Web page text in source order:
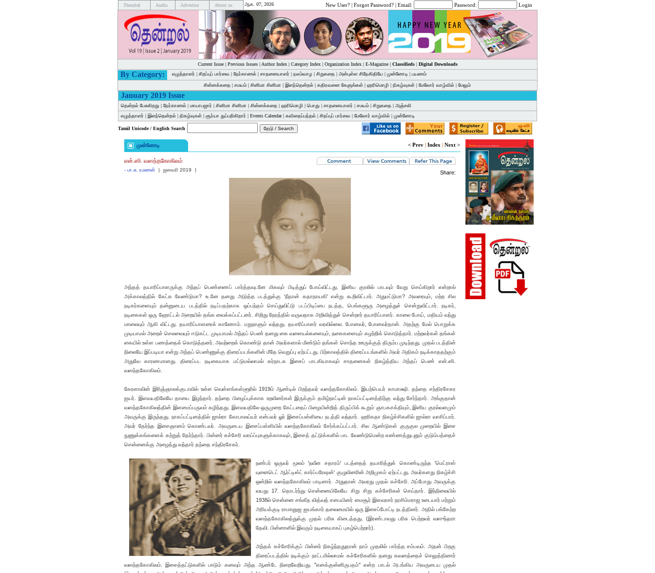
Thendral Audio Advertise About us ஆக. 07, 2026 New User? | Forgot Password? | Email: Password: Login
Current Issue| Previous Issues| Author Index| Category Index| Organization Index| E-Magazine| Classifieds| Digital Downloads
By Category: எழுத்தாளர் | சிறப்புப் பார்வை | நேர்காணல் | சாதனையாளர் | நலம்வாழ | சிறுகதை | அன்புள்ள சிநேகிதியே | முன்னோடி | பயணம்
சின்னக்கதை | சமயம் | சினிமா சினிமா | இளந்தென்றல் | கதிரவனை கேளுங்கள் | ஹரிமொழி | நிகழ்வுகள் | மேலோர் வாழ்வில் | மேலும்
January 2019 Issue
தென்றல் பேசுகிறது | நேர்காணல் | மாயாபஜார் | சினிமா சினிமா | சின்னக்கதை | ஹரிமொழி | பொது | சாதனையாளர் | சமயம் | சிறுகதை | அஞ்சலி
எழுத்தாளர் | இளந்தென்றல் | நிகழ்வுகள் | சூர்யா துப்பறிகிறார் | Events Calendar| கவிதைப்பந்தல் | சிறப்புப் பார்வை | மேலோர் வாழ்வில் | முன்னோடி
Tamil Unicode / English Search
முன்னோடி < Prev | Index | Next >
என்.ஸி. வஸந்தகோகிலம்
- பா.சு. ரமணன் | ஜனவரி 2019 | Share:
அந்தத் தயாரிப்பாளருக்கு அந்தப் பெண்ணைப் பார்த்தவுடனே மிகவும் பிடித்துப் போய்விட்டது. இனிய குரலில் பாடவும் வேறு செய்கிறார் என்றால்
அக்காலத்தில் கேட்க வேண்டுமா? உடனே தனது அடுத்த படத்துக்கு 'நீதான் கதாநாயகி' என்று கூறிவிட்டார். அதுமட்டுமா? அவரையும், மற்ற சில
நடிகர்களையும் தன்னுடைய படத்தில் நடிப்பதற்காக ஒப்பந்தம் செய்துவிட்டு படப்பிடிப்பை நடத்த, பெங்களூரு அழைத்துச் சென்றுவிட்டார். நடிகர்,
நடிகைகள் ஒரு ஹோட்டல் அறையில் தங்க வைக்கப்பட்டனர். சிறிது நேரத்தில் வருவதாக அறிவித்துச் சென்றார் தயாரிப்பாளர். காலை போய், மதியம் வந்து
மாலையும் ஆகி விட்டது. தயாரிப்பாளரைக் காணோம். மறுநாளும் வந்தது. தயாரிப்பாளர் வரவில்லை. போனவர், போனவர்தான். அதற்கு மேல் பொறுக்க
முடியாமல் அறைச் செலவையும் ஈடுகட்ட முடியாமல் அந்தப் பெண் தனது கை வளையல்களையும், நகைகளையும் கழற்றிக் கொடுத்தார். மற்றவர்கள் தங்கள்
கையில் உள்ள பணத்தைக் கொடுத்தனர். அவற்றைக் கொண்டு தான் அவர்களால் மீண்டும் தங்கள் சொந்த ஊருக்குத் திரும்ப முடிந்தது. முதல் படத்தின்
நிலையே இப்படியா என்று அந்தப் பெண்ணுக்கு திரைப்படங்களின் மீதே வெறுப்பு ஏற்பட்டது. பிற்காலத்தில் திரைப்படங்களில் அவர் அதிகம் நடிக்காததற்கும்
அதுவே காரணமானது. திரைப்பட நடிகையாக மட்டுமல்லாமல் கர்நாடக இசைப் பாடகியாகவும் சாதனைகள் நிகழ்த்திய அந்தப் பெண் என்.ஸி.
வஸந்தகோகிலம்.
கேரளாவின் இரிஞ்ஞாலக்குடாவில் உள்ள வெள்ளங்கள்ளூரில் 1919ம் ஆண்டில் பிறந்தவர் வஸந்தகோகிலம். இயற்பெயர் காமாக்ஷி. தந்தை சந்திரசேகர
ஐயர். இளவயதிலேயே தாயை இழந்தார். தந்தை பிழைப்புக்காக உறவினர்கள் இருக்கும் தமிழ்நாட்டின் நாகப்பட்டினத்திற்கு வந்து சேர்ந்தார். அங்குதான்
வஸந்தகோகிலத்தின் இளமைப்பருவம் கழிந்தது. இளவயதிலே ஒருமுறை கேட்டதைப் பிழையின்றித் திருப்பிக் கூறும் ஞாபகசக்தியும், இனிய குரல்வளமும்
அவருக்கு இருந்தது. நாகப்பட்டினத்தில் ஜால்ரா கோபாலய்யர் என்பவர் ஓர் இசைப்பள்ளியை நடத்தி வந்தார். ஹரிகதா நிகழ்ச்சிகளில் ஜால்ரா வாசிப்பார்.
அவர் தேர்ந்த இசைஞானம் கொண்டவர். அவருடைய இசைப்பள்ளியில் வஸந்தகோகிலம் சேர்க்கப்பட்டார். சில ஆண்டுகள் குருகுல முறையில் இசை
நுணுக்கங்களைக் கற்றுத் தேர்ந்தார். பின்னர் கச்சேரி வாய்ப்புகளுக்காகவும், இசைத் தட்டுக்களில் பாட வேண்டுமென்ற எண்ணத்துடனும் குடும்பத்தைச்
சென்னைக்கு அழைத்து வந்தார் தந்தை சந்திரசேகர்.
நண்பர் ஒருவர் மூலம் 'நவீன சதாரம்' படத்தைத் தயாரித்துக் கொண்டிருந்த 'மெட்ராஸ்
யுனைடெட் ஆர்ட்டிஸ்ட் கார்ப்பரேஷன்' குழுவினரின் அறிமுகம் ஏற்பட்டது. அவர்களது நிகழ்ச்சி
ஒன்றில் வஸந்தகோகிலம் பாடினார். அதுதான் அவரது முதல் கச்சேரி. அப்போது அவருக்கு
வயது 17. தொடர்ந்து சென்னையிலேயே சிறு சிறு கச்சேரிகள் செய்தார். இந்நிலையில்
1938ல் சென்னை சங்கீத வித்வத் சபையினர் மைசூர் இளவரசர் நரசிம்மராஜ உடையார் மற்றும்
அரியக்குடி ராமானுஜ ஐயங்கார் தலைமையில் ஒரு இசைப்போட்டி நடத்தினர். அதில் பங்கேற்ற
வஸந்தகோகிலத்துக்கு முதல் பரிசு கிடைத்தது. (இரண்டாவது பரிசு பெற்றவர் வஸுந்தரா
தேவி. பின்னாளில் இவரும் நடிகையாகப் புகழ்பெற்றார்).
அந்தக் கச்சேரிக்குப் பின்னர் நிகழ்ந்ததுதான் நாம் முதலில் பார்த்த சம்பவம். அதன் பிறகு
திரைப்படத்தில் நடிக்கும் நாட்டமில்லாமல் கச்சேரிகளில் தனது கவனத்தைச் செலுத்தினார்
வஸந்தகோகிலம். இசைத்தட்டுகளில் பாடும் கனவும் அந்த ஆண்டே நிறைவேறியது. "எனக்குன்னிருபதம்" என்ற பாடல் அடங்கிய அவருடைய முதல்